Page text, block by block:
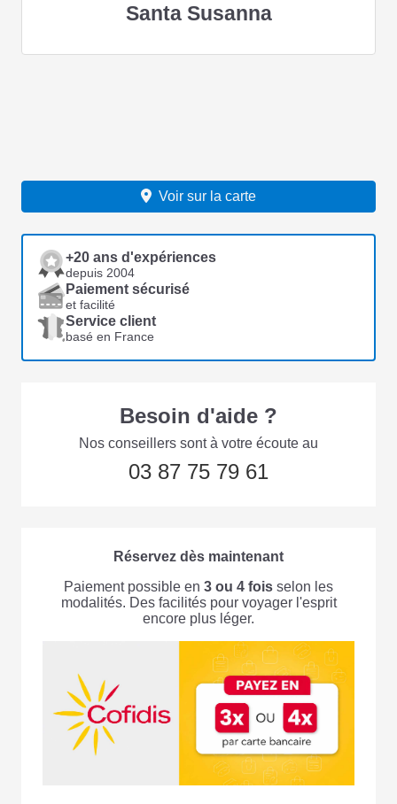
Santa Susanna
Voir sur la carte
+20 ans d'expériences
depuis 2004
Paiement sécurisé
et facilité
Service client
basé en France
Besoin d'aide ?
Nos conseillers sont à votre écoute au
03 87 75 79 61
Réservez dès maintenant
Paiement possible en 3 ou 4 fois selon les
modalités. Des facilités pour voyager l'esprit
encore plus léger.